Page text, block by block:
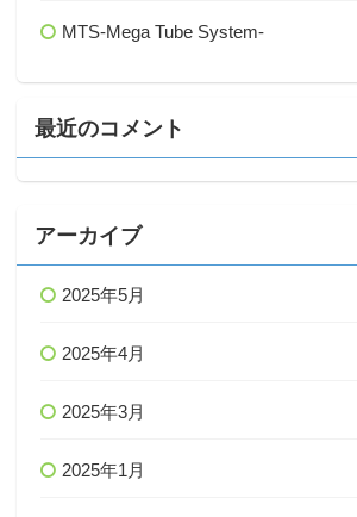
MTS-Mega Tube System-
最近のコメント
アーカイブ
2025年5月
2025年4月
2025年3月
2025年1月